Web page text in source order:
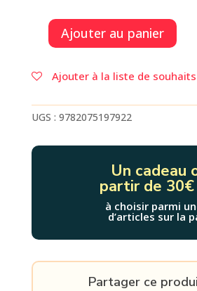
quantité
JEFFERSON
FAIT
SON
Ajouter au panier
Ajouter à la liste de souhaits
UGS : 9782075197922
Un cadeau
partir de
à choisir parmi
d’articles sur la
Partager ce